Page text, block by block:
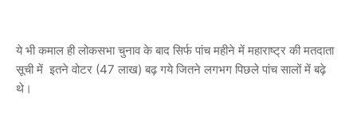
ये भी कमाल ही लोकसभा चुनाव के बाद सिर्फ पांच महीने में महाराष्ट्र की मतदाता
सूची में इतने वोटर (47 लाख) बढ़ गये जितने लगभग पिछले पांच सालों में बढ़े
थे।